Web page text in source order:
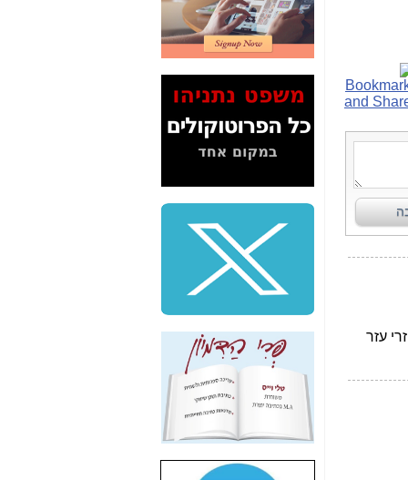
2" על תעלולי השר
משה כחלון -כאן
המשך חשיפת הבלוף
ששמו "מהפיכת
הסלולר" ואיך מסרסים
כאן
סיכום ביקור בסיליקון
באותם תחומים -כאן
שלמה פילבר (עד
לאחרונה מנכ"ל משרד
התקשורת) - עד
מדינה? הצחקתם
"יש אפליה בחקירה"?
חשיפה: למה השר
משה כחלון לא נחקר
עד היום? -
חשיפת חשד לשחיתות
הדומה לזו של "תיק
הסלולר -